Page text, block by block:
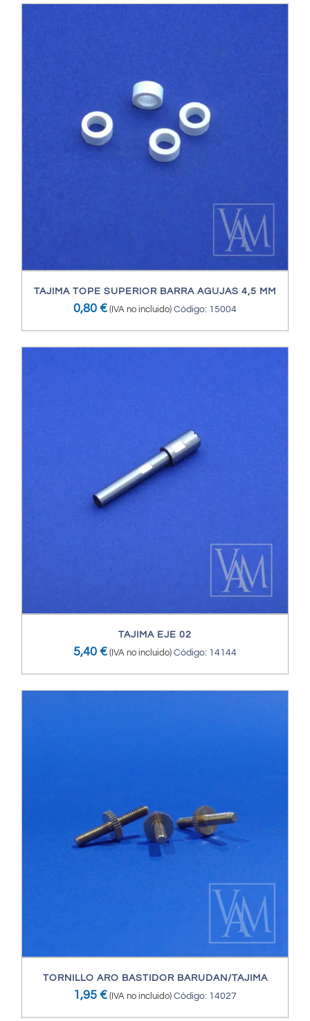
TAJIMA TOPE SUPERIOR BARRA AGUJAS 4,5 MM
0,80 € (IVA no incluido) Código: 15004
TAJIMA EJE 02
5,40 € (IVA no incluido) Código: 14144
TORNILLO ARO BASTIDOR BARUDAN/TAJIMA
1,95 € (IVA no incluido) Código: 14027